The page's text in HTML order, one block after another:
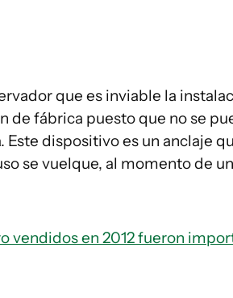
que es inviable la
de fábrica puesto que no se
dispositivo es un anclaje
se vuelque, al momento de un
vendidos en 2012 fueron